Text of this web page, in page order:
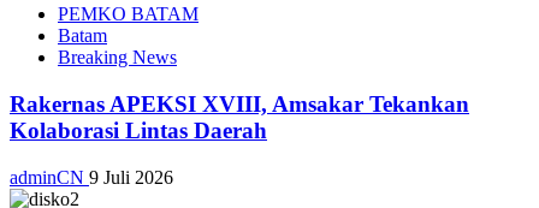
PEMKO BATAM
Batam
Breaking News
Rakernas APEKSI XVIII, Amsakar Tekankan
Kolaborasi Lintas Daerah
adminCN 9 Juli 2026